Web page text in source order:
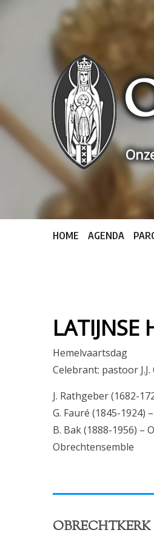
HOME AGENDA
Hemelvaartsdag
Celebrant: pastoor
J. Rathgeber (1682-
G. Fauré (1845-1924)
B. Bak (1888-1956) –
Obrechtensemble
OBRECHTKERK